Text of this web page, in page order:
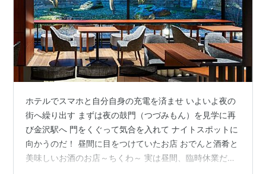
ホテルでスマホと自分自身の充電を済ませ いよいよ夜の
街へ繰り出す まずは夜の鼓門（つづみもん）を見学に再
び金沢駅へ 門をくぐって気合を入れて ナイトスポットに
向かうのだ！ 昼間に目をつけていたお店 おでんと酒肴と
美味しいお酒のお店～ちくわ～ 実は昼間、臨時休業だっ